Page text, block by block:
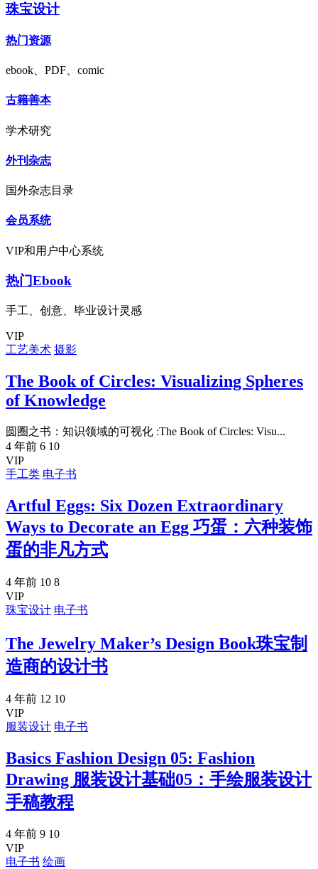
珠宝设计
热门资源
ebook、PDF、comic
古籍善本
学术研究
外刊杂志
国外杂志目录
会员系统
VIP和用户中心系统
热门Ebook
手工、创意、毕业设计灵感
VIP
工艺美术 摄影
The Book of Circles: Visualizing Spheres
of Knowledge
圆圈之书：知识领域的可视化 :The Book of Circles: Visu...
4 年前 6 10
VIP
手工类 电子书
Artful Eggs: Six Dozen Extraordinary
Ways to Decorate an Egg 巧蛋：六种装饰
蛋的非凡方式
4 年前 10 8
VIP
珠宝设计 电子书
The Jewelry Maker’s Design Book珠宝制
造商的设计书
4 年前 12 10
VIP
服装设计 电子书
Basics Fashion Design 05: Fashion
Drawing 服装设计基础05：手绘服装设计
手稿教程
4 年前 9 10
VIP
电子书 绘画